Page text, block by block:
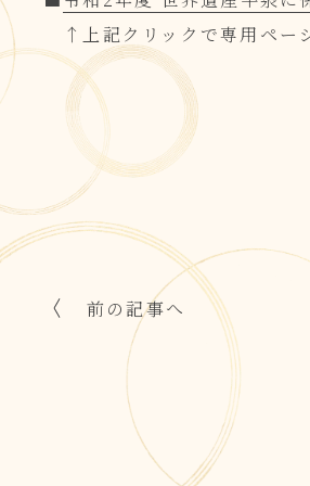
↑上記クリックで専用ペー
前の記事へ